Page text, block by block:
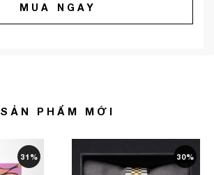
MUA NGAY
SẢN PHẨM MỚI
31% 30%